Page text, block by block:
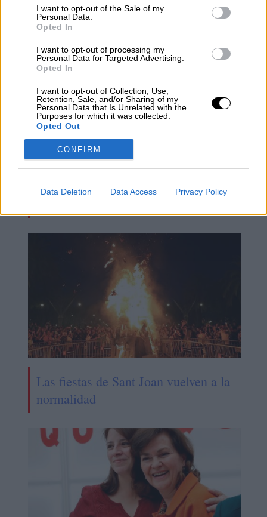
I want to opt-out of the Sale of my
Personal Data.
Opted In
I want to opt-out of processing my
Personal Data for Targeted Advertising.
Opted In
I want to opt-out of Collection, Use,
Retention, Sale, and/or Sharing of my
Personal Data that Is Unrelated with the
Purposes for which it was collected.
Opted Out
CONFIRM
Data Deletion Data Access Privacy Policy
"La Meva Salut", la nueva vía para
tramitar la baja covid por internet en
Las fiestas de Sant Joan vuelven a la
normalidad